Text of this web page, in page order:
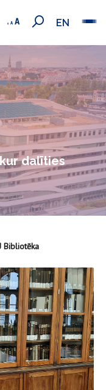
EN
dalīties
Bibliotēka